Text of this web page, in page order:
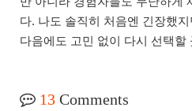
다. 나도 솔직히 처음엔 긴장했
다음에도 고민 없이 다시 선택할
13 Comments